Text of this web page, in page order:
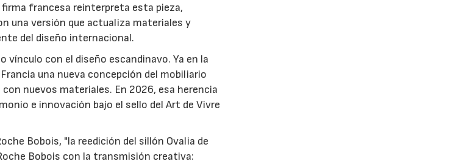
francesa reinterpreta esta pieza,
una versión que actualiza materiales y
del diseño internacional.
con el diseño escandinavo. Ya en la
una nueva concepción del mobiliario
nuevos materiales. En 2026, esa herencia
e innovación bajo el sello del Art de Vivre
Bobois, "la reedición del sillón Ovalia de
Bobois con la transmisión creativa: